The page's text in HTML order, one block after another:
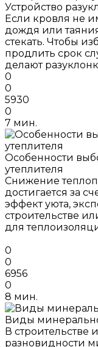
Устройство
Если кровля не
дождя или
стекать. Чтобы
продлить срок
делают
0
0
5930
0
7 мин.
Особенности
утеплителя
Снижение
достигается за
эффект уюта,
строительстве
для
0
0
6956
0
8 мин.
Виды
В строительстве
разновидности